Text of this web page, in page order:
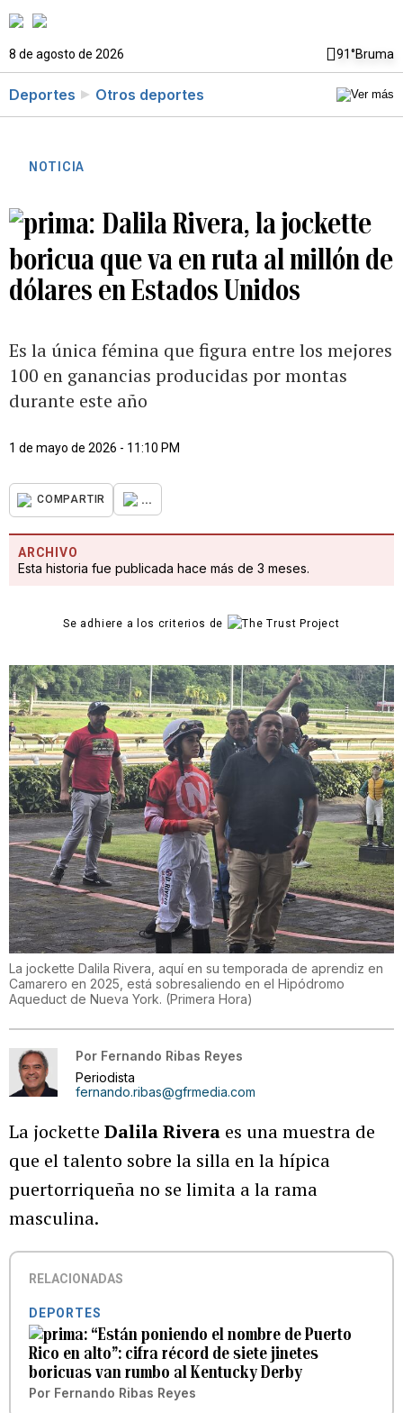
8 de agosto de 2026 91°Bruma
Deportes Otros deportes
NOTICIA
Dalila Rivera, la jockette
boricua que va en ruta al millón de
dólares en Estados Unidos
Es la única fémina que figura entre los mejores
100 en ganancias producidas por montas
durante este año
1 de mayo de 2026 - 11:10 PM
COMPARTIR ...
ARCHIVO
Esta historia fue publicada hace más de 3 meses.
Se adhiere a los criterios de
La jockette Dalila Rivera, aquí en su temporada de aprendiz en
Camarero en 2025, está sobresaliendo en el Hipódromo
Aqueduct de Nueva York. (Primera Hora)
Por Fernando Ribas Reyes
Periodista
fernando.ribas@gfrmedia.com
La jockette Dalila Rivera es una muestra de
que el talento sobre la silla en la hípica
puertorriqueña no se limita a la rama
masculina.
RELACIONADAS
DEPORTES
“Están poniendo el nombre de Puerto
Rico en alto”: cifra récord de siete jinetes
boricuas van rumbo al Kentucky Derby
Por Fernando Ribas Reyes